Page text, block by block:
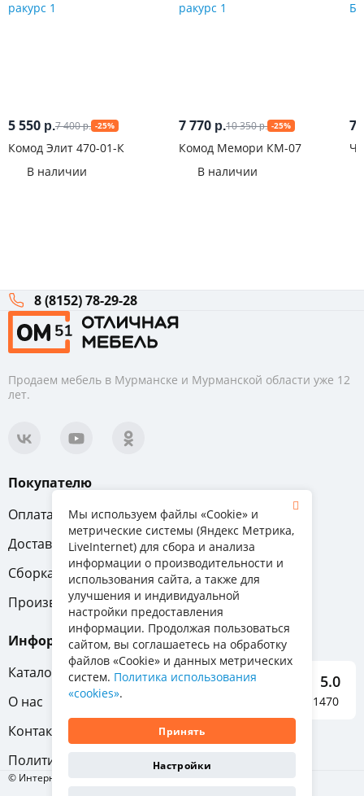
5 550 р.7 400р. -25%
Комод Элит 470-01-К
В наличии
7 770 р.10 350р. -25%
Комод Мемори КМ-07
В наличии
7
8 (8152) 78-29-28
Продаем мебель в Мурманске и Мурманской области уже 12
лет.
Покупателю
Оплата
Вопрос-ответ
Доставка
Обмен и возврат
Сборка
Гарантия
Производители
Информация
Каталог мебели
О нас
Контакты
Политика конфиденциальности
5.0
Отзывы о нас 1470
© Интернет-магазин «Отличная мебель», 2011-2026
Мы используем файлы «Cookie» и
метрические системы (Яндекс Метрика,
LiveInternet) для сбора и анализа
информации о производительности и
использования сайта, а также для
улучшения и индивидуальной
настройки предоставления
информации. Продолжая пользоваться
сайтом, вы соглашаетесь на обработку
файлов «Cookie» и данных метрических
систем. Политика использования
«cookies».
Принять
Настройки